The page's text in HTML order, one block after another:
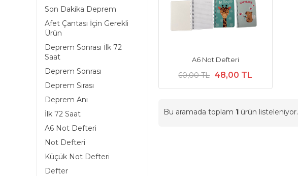
Son Dakika Deprem
Afet Çantası İçin Gerekli
Ürün
Deprem Sonrası İlk 72
Saat
Deprem Sonrası
Deprem Sırası
Deprem Anı
İlk 72 Saat
A6 Not Defteri
Not Defteri
Küçük Not Defteri
Defter
A6 Not Defteri
60,00 TL 48,00 TL
Bu aramada toplam 1 ürün listeleniyor.